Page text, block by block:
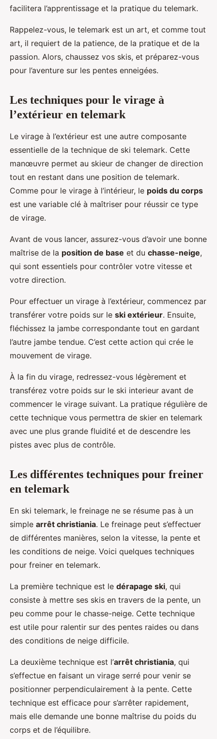
facilitera l’apprentissage et la pratique du telemark.
Rappelez-vous, le telemark est un art, et comme tout
art, il requiert de la patience, de la pratique et de la
passion. Alors, chaussez vos skis, et préparez-vous
pour l’aventure sur les pentes enneigées.
Les techniques pour le virage à
l’extérieur en telemark
Le virage à l’extérieur est une autre composante
essentielle de la technique de ski telemark. Cette
manœuvre permet au skieur de changer de direction
tout en restant dans une position de telemark.
Comme pour le virage à l’intérieur, le poids du corps
est une variable clé à maîtriser pour réussir ce type
de virage.
Avant de vous lancer, assurez-vous d’avoir une bonne
maîtrise de la position de base et du chasse-neige,
qui sont essentiels pour contrôler votre vitesse et
votre direction.
Pour effectuer un virage à l’extérieur, commencez par
transférer votre poids sur le ski extérieur. Ensuite,
fléchissez la jambe correspondante tout en gardant
l’autre jambe tendue. C’est cette action qui crée le
mouvement de virage.
À la fin du virage, redressez-vous légèrement et
transférez votre poids sur le ski interieur avant de
commencer le virage suivant. La pratique régulière de
cette technique vous permettra de skier en telemark
avec une plus grande fluidité et de descendre les
pistes avec plus de contrôle.
Les différentes techniques pour freiner
en telemark
En ski telemark, le freinage ne se résume pas à un
simple arrêt christiania. Le freinage peut s’effectuer
de différentes manières, selon la vitesse, la pente et
les conditions de neige. Voici quelques techniques
pour freiner en telemark.
La première technique est le dérapage ski, qui
consiste à mettre ses skis en travers de la pente, un
peu comme pour le chasse-neige. Cette technique
est utile pour ralentir sur des pentes raides ou dans
des conditions de neige difficile.
La deuxième technique est l’arrêt christiania, qui
s’effectue en faisant un virage serré pour venir se
positionner perpendiculairement à la pente. Cette
technique est efficace pour s’arrêter rapidement,
mais elle demande une bonne maîtrise du poids du
corps et de l’équilibre.